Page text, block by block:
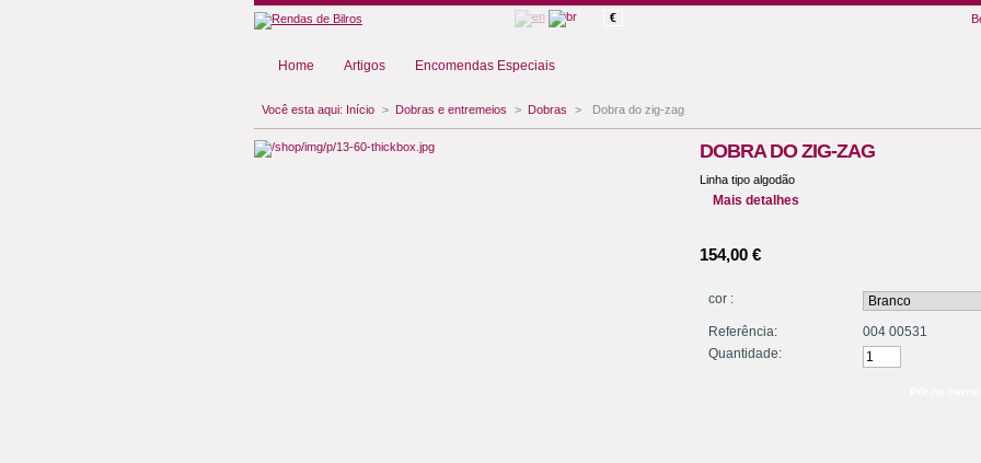
€
Home Artigos Encomendas Especiais
Você esta aqui: Início > Dobras e entremeios > Dobras > Dobra do zig-zag
DOBRA DO ZIG-ZAG
Linha tipo algodão
Mais detalhes
154,00 €
cor :
Referência:
004 00531
Quantidade: